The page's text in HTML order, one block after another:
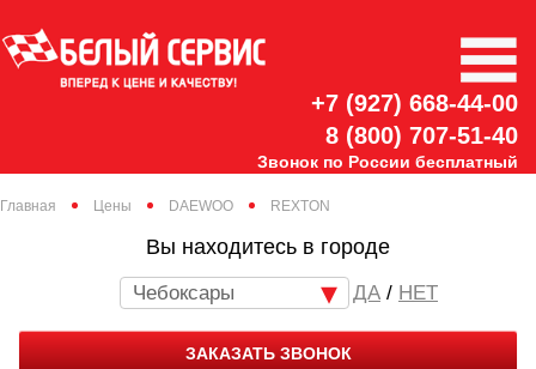
+7 (927) 668-44-00
8 (800) 707-51-40
Звонок по России бесплатный
Главная Цены DAEWOO REXTON
Вы находитесь в городе
Чебоксары / НЕТ
ЗАКАЗАТЬ ЗВОНОК